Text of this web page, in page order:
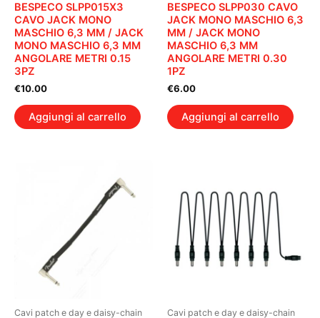
BESPECO SLPP015X3
CAVO JACK MONO
MASCHIO 6,3 MM / JACK
MONO MASCHIO 6,3 MM
ANGOLARE METRI 0.15
3PZ
€10.00
Aggiungi al carrello
BESPECO SLPP030 CAVO
JACK MONO MASCHIO 6,3
MM / JACK MONO
MASCHIO 6,3 MM
ANGOLARE METRI 0.30
1PZ
€6.00
Aggiungi al carrello
Cavi patch e day e daisy-chain Cavi patch e day e daisy-chain